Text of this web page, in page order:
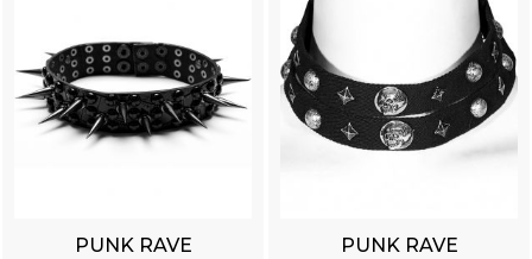
PUNK RAVE PUNK RAVE